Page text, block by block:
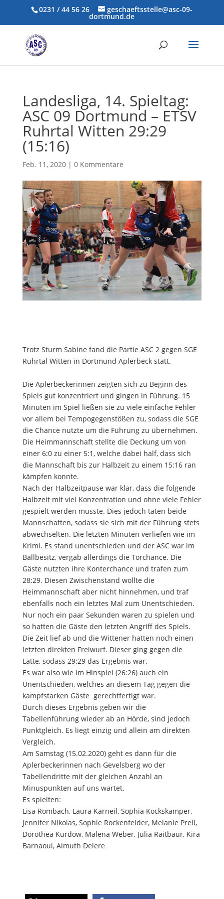
0231 / 44 56 26 geschaeftsstelle@asc-09-
dortmund.de
Landesliga, 14. Spieltag:
ASC 09 Dortmund – ETSV
Ruhrtal Witten 29:29
(15:16)
Feb. 11, 2020| 0 Kommentare
Trotz Sturm Sabine fand die Partie ASC 2 gegen SGE
Ruhrtal Witten in Dortmund Aplerbeck statt.
Die Aplerbeckerinnen zeigten sich zu Beginn des
Spiels gut konzentriert und gingen in Führung. 15
Minuten im Spiel ließen sie zu viele einfache Fehler
vor allem bei Tempogegenstößen zu, sodass die SGE
die Chance nutzte um die Führung zu übernehmen.
Die Heimmannschaft stellte die Deckung um von
einer 6:0 zu einer 5:1, welche dabei half, dass sich
die Mannschaft bis zur Halbzeit zu einem 15:16 ran
kämpfen konnte.
Nach der Halbzeitpause war klar, dass die folgende
Halbzeit mit viel Konzentration und ohne viele Fehler
gespielt werden musste. Dies jedoch taten beide
Mannschaften, sodass sie sich mit der Führung stets
abwechselten. Die letzten Minuten verliefen wie im
Krimi. Es stand unentschieden und der ASC war im
Ballbesitz, vergab allerdings die Torchance. Die
Gäste nutzten ihre Konterchance und trafen zum
28:29. Diesen Zwischenstand wollte die
Heimmannschaft aber nicht hinnehmen, und traf
ebenfalls noch ein letztes Mal zum Unentschieden.
Nur noch ein paar Sekunden waren zu spielen und
so hatten die Gäste den letzten Angriff des Spiels.
Die Zeit lief ab und die Wittener hatten noch einen
letzten direkten Freiwurf. Dieser ging gegen die
Latte, sodass 29:29 das Ergebnis war.
Es war also wie im Hinspiel (26:26) auch ein
Unentschieden, welches an diesem Tag gegen die
kampfstarken Gäste gerechtfertigt war.
Durch dieses Ergebnis geben wir die
Tabellenführung wieder ab an Hörde, sind jedoch
Punktgleich. Es liegt einzig und allein am direkten
Vergleich.
Am Samstag (15.02.2020) geht es dann für die
Aplerbeckerinnen nach Gevelsberg wo der
Tabellendritte mit der gleichen Anzahl an
Minuspunkten auf uns wartet.
Es spielten:
Lisa Rombach, Laura Karneil, Sophia Kockskämper,
Jennifer Nikolas, Sophie Rockenfelder, Melanie Prell,
Dorothea Kurdow, Malena Weber, Julia Raitbaur, Kira
Barnaoui, Almuth Delere